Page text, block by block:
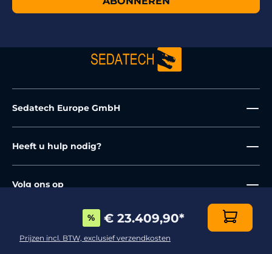
% € 23.409,90*
Prijzen incl. BTW, exclusief verzendkosten
Sedatech Europe GmbH
Heeft u hulp nodig?
Volg ons op
Algemene voorwaardenImpressum